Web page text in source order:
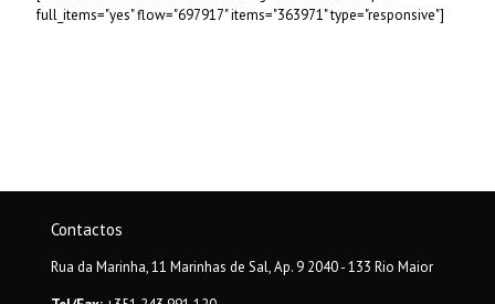
full_items="yes" flow="697917" items="363971" type="responsive"]
Contactos
Rua da Marinha, 11 Marinhas de Sal, Ap. 9 2040 - 133 Rio Maior